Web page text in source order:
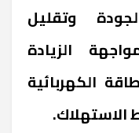
وتقليل
الزيادة
الكهربائية
الاستهلاك.